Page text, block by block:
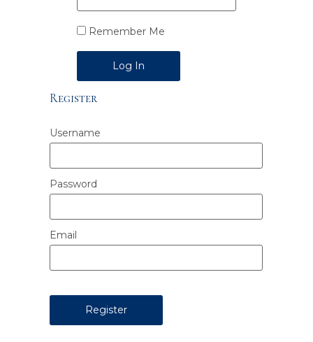
Remember Me
Alternative:
Register
Username
Password
Email